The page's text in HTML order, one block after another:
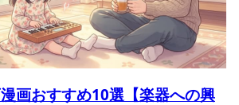
画おすすめ10選【楽器への興